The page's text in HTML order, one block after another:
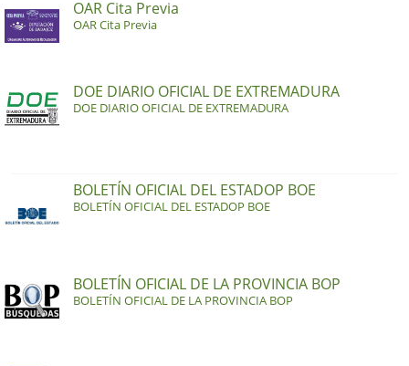
OAR Cita Previa
OAR Cita Previa
DOE DIARIO OFICIAL DE EXTREMADURA
DOE DIARIO OFICIAL DE EXTREMADURA
BOLETÍN OFICIAL DEL ESTADOP BOE
BOLETÍN OFICIAL DEL ESTADOP BOE
BOLETÍN OFICIAL DE LA PROVINCIA BOP
BOLETÍN OFICIAL DE LA PROVINCIA BOP